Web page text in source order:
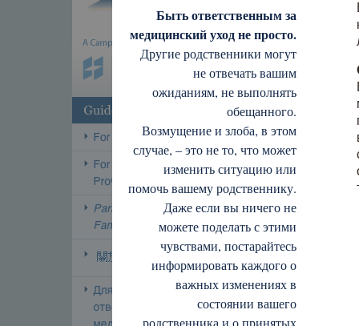
Быть ответственным за
медицинский уход не просто.
Другие родственники могут
не отвечать вашим
ожиданиям, не выполнять
обещанного.
Возмущение и злоба, в этом
случае, – это не то, что может
изменить ситуацию или
помочь вашему родственнику.
Даже если вы ничего не
можете поделать с этими
чувствами, постарайтесь
информировать каждого о
важных изменениях в
состоянии вашего